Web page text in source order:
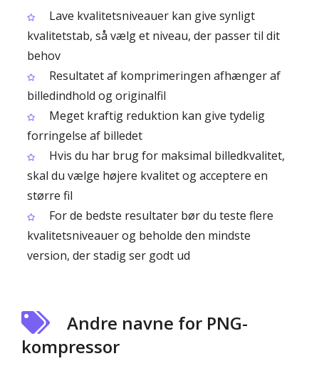
Lave kvalitetsniveauer kan give synligt
kvalitetstab, så vælg et niveau, der passer til dit
behov
Resultatet af komprimeringen afhænger af
billedindhold og originalfil
Meget kraftig reduktion kan give tydelig
forringelse af billedet
Hvis du har brug for maksimal billedkvalitet,
skal du vælge højere kvalitet og acceptere en
større fil
For de bedste resultater bør du teste flere
kvalitetsniveauer og beholde den mindste
version, der stadig ser godt ud
Andre navne for PNG-
kompressor